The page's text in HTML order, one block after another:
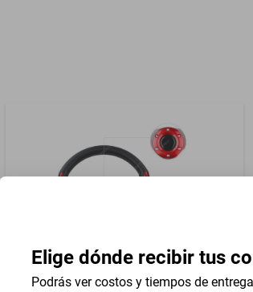
Elige dónde recibir tus
Podrás ver costos y tiempos de